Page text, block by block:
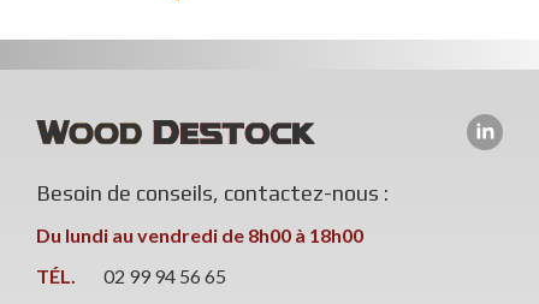
Besoin de conseils, contactez-nous :
Du lundi au vendredi de 8h00 à 18h00
TÉL.
02 99 94 56 65